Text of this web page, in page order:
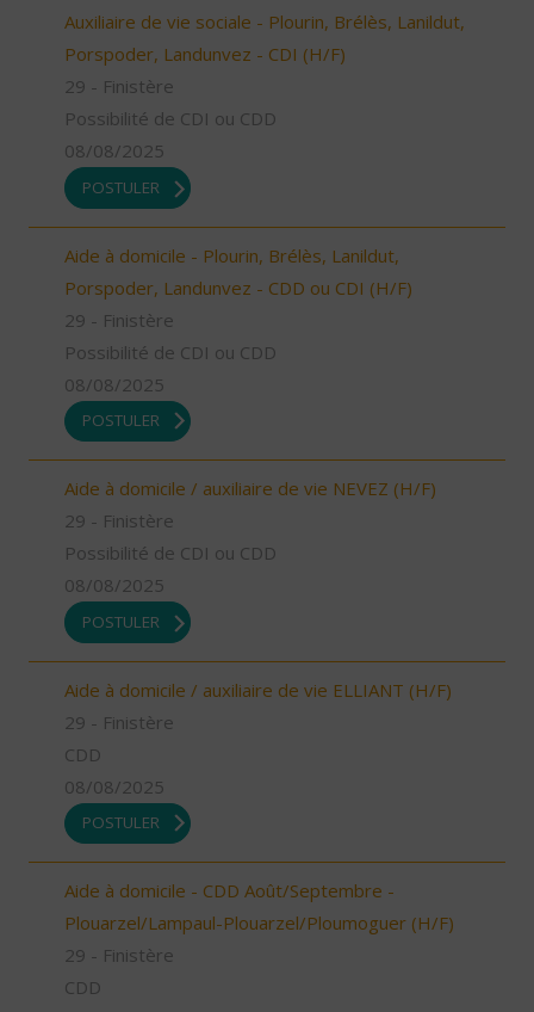
Auxiliaire de vie sociale - Plourin, Brélès, Lanildut,
Porspoder, Landunvez - CDI (H/F)
29 - Finistère
Possibilité de CDI ou CDD
08/08/2025
POSTULER
Aide à domicile - Plourin, Brélès, Lanildut,
Porspoder, Landunvez - CDD ou CDI (H/F)
29 - Finistère
Possibilité de CDI ou CDD
08/08/2025
POSTULER
Aide à domicile / auxiliaire de vie NEVEZ (H/F)
29 - Finistère
Possibilité de CDI ou CDD
08/08/2025
POSTULER
Aide à domicile / auxiliaire de vie ELLIANT (H/F)
29 - Finistère
CDD
08/08/2025
POSTULER
Aide à domicile - CDD Août/Septembre -
Plouarzel/Lampaul-Plouarzel/Ploumoguer (H/F)
29 - Finistère
CDD